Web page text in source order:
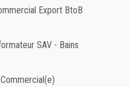
Export BtoB
SAV - Bains